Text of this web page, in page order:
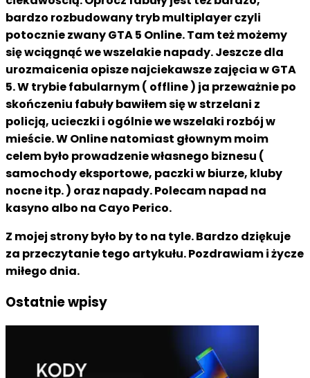
bardzo rozbudowany tryb multiplayer czyli
potocznie zwany GTA 5 Online. Tam też możemy
się wciągnąć we wszelakie napady. Jeszcze dla
urozmaicenia opisze najciekawsze zajęcia w GTA
5. W trybie fabularnym ( offline ) ja przeważnie po
skończeniu fabuły bawiłem się w strzelani z
policją, ucieczki i ogólnie we wszelaki rozbój w
mieście. W Online natomiast głownym moim
celem było prowadzenie własnego biznesu (
samochody eksportowe, paczki w biurze, kluby
nocne itp. ) oraz napady. Polecam napad na
kasyno albo na Cayo Perico.
Z mojej strony było by to na tyle. Bardzo dziękuje
za przeczytanie tego artykułu. Pozdrawiam i życze
miłego dnia.
Ostatnie wpisy